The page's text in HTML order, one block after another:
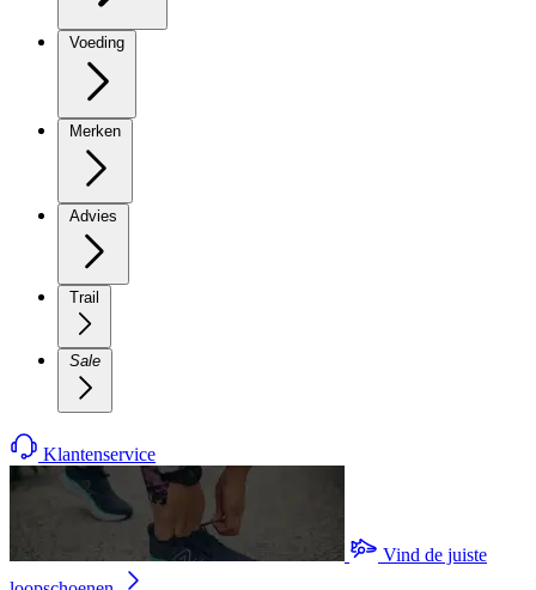
Voeding
Merken
Advies
Trail
Sale
Klantenservice
Vind de juiste